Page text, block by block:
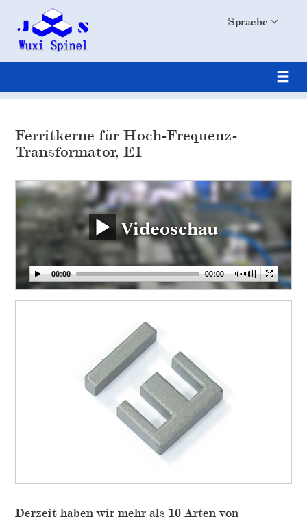
Sprache
Ferritkerne für Hoch-Frequenz-
Transformator, EI
Videoschau
Derzeit haben wir mehr als 10 Arten von